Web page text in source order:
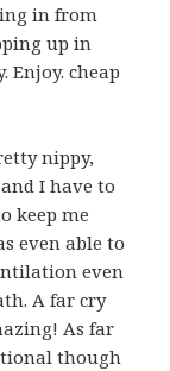
in from
up in
Enjoy. cheap
nippy,
I have to
keep me
even able to
even
A far cry
As far
though